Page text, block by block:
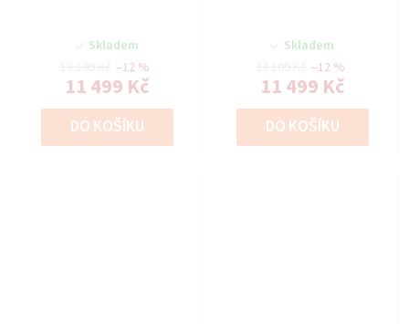
Skladem
11 499 Kč
–12 %
DO KOŠÍKU
Skladem
11 499 Kč
–12 %
DO KOŠÍKU